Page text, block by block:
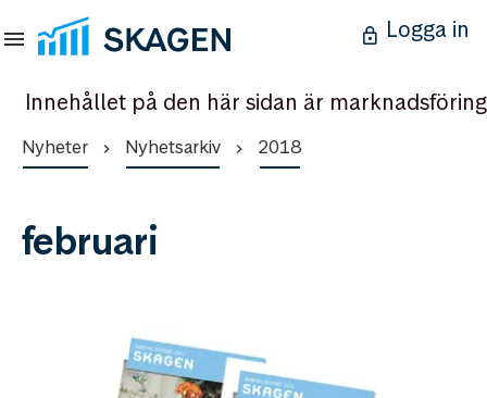
Logga in
Innehållet på den här sidan är marknadsföring
Nyheter Nyhetsarkiv 2018
februari